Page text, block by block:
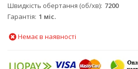
Швидкість обертання (об/хв) 7200
Гарантія 1 міс.
Немає в наявності